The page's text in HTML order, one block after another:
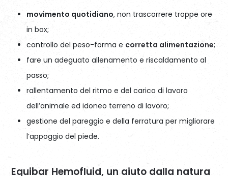
movimento quotidiano, non trascorrere troppe ore
in box;
controllo del peso-forma e corretta alimentazione;
fare un adeguato allenamento e riscaldamento al
passo;
rallentamento del ritmo e del carico di lavoro
dell’animale ed idoneo terreno di lavoro;
gestione del pareggio e della ferratura per migliorare
l’appoggio del piede.
Equibar Hemofluid, un aiuto dalla natura